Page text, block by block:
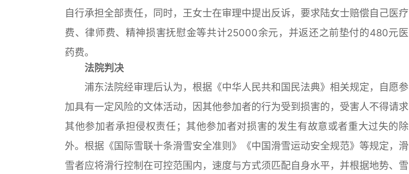
自行承担全部责任，同时，王女士在审理中提出反诉，要求陆女士赔偿自己医疗
费、律师费、精神损害抚慰金等共计25000余元，并返还之前垫付的480元医
药费。
法院判决
浦东法院经审理后认为，根据《中华人民共和国民法典》相关规定，自愿参
加具有一定风险的文体活动，因其他参加者的行为受到损害的，受害人不得请求
其他参加者承担侵权责任；其他参加者对损害的发生有故意或者重大过失的除
外。根据《国际雪联十条滑雪安全准则》《中国滑雪运动安全规范》等规定，滑
雪者应将滑行控制在可控范围内，速度与方式须匹配自身水平，并根据地势、雪